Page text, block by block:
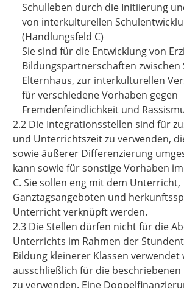
Schulleben durch die Initiierung
von interkulturellen
(Handlungsfeld C)
Sie sind für die Entwicklung von
Bildungspartnerschaften zwischen
Elternhaus, zur interkulturellen
für verschiedene Vorhaben gegen
Fremdenfeindlichkeit und
2.2 Die Integrationsstellen sind für
und Unterrichtszeit zu verwenden,
sowie äußerer Differenzierung
kann sowie für sonstige Vorhaben
C. Sie sollen eng mit dem Unterricht,
Ganztagsangeboten und
Unterricht verknüpft werden.
2.3 Die Stellen dürfen nicht für die
Unterrichts im Rahmen der
Bildung kleinerer Klassen verwendet
ausschließlich für die
zu verwenden. Eine